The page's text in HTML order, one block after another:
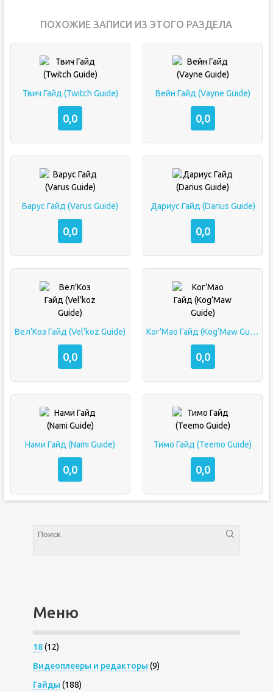
ПОХОЖИЕ ЗАПИСИ ИЗ ЭТОГО РАЗДЕЛА
Твич Гайд (Twitch Guide)
0,0
Вейн Гайд (Vayne Guide)
0,0
Варус Гайд (Varus Guide)
0,0
Дариус Гайд (Darius Guide)
0,0
Вел’Коз Гайд (Vel’koz Guide)
0,0
Ког’Мао Гайд (Kog’Maw Guide)
0,0
Нами Гайд (Nami Guide)
0,0
Тимо Гайд (Teemo Guide)
0,0
Меню
18(12)
Видеоплееры и редакторы (9)
Гайды (188)